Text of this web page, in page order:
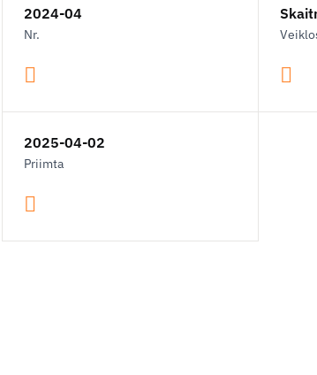
2024-04
Nr.
2025-04-02
Priimta